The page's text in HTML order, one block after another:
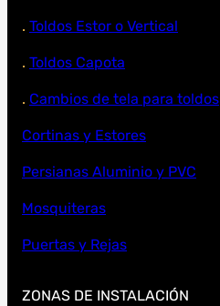
. Toldos Estor o Vertical
. Toldos Capota
. Cambios de tela para toldos
Cortinas y Estores
Persianas Aluminio y PVC
Mosquiteras
Puertas y Rejas
ZONAS DE INSTALACIÓN